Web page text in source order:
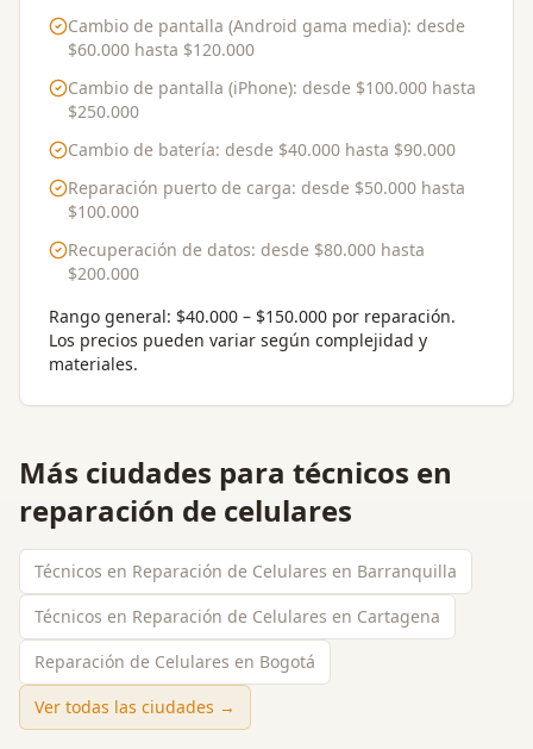
Cambio de pantalla (Android gama media): desde
$60.000 hasta $120.000
Cambio de pantalla (iPhone): desde $100.000 hasta
$250.000
Cambio de batería: desde $40.000 hasta $90.000
Reparación puerto de carga: desde $50.000 hasta
$100.000
Recuperación de datos: desde $80.000 hasta
$200.000
Rango general: $40.000 – $150.000 por reparación.
Los precios pueden variar según complejidad y
materiales.
Más ciudades para técnicos en
reparación de celulares
Técnicos en Reparación de Celulares en Barranquilla
Técnicos en Reparación de Celulares en Cartagena
Reparación de Celulares en Bogotá
Ver todas las ciudades →